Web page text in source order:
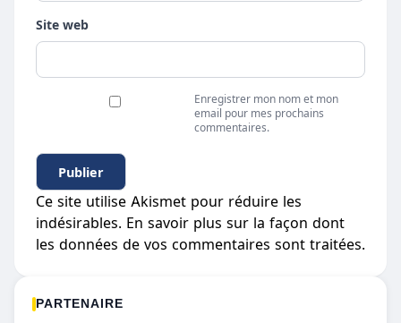
Site web
Enregistrer mon nom et mon
email pour mes prochains
commentaires.
Ce site utilise Akismet pour réduire les
indésirables. En savoir plus sur la façon dont
les données de vos commentaires sont traitées.
PARTENAIRE